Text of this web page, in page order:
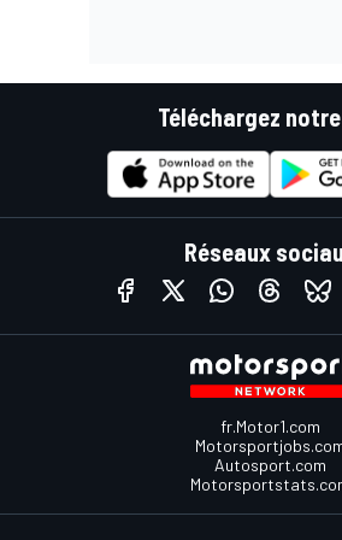
Téléchargez
Réseaux
fr.Motor1.com
Autosport.com